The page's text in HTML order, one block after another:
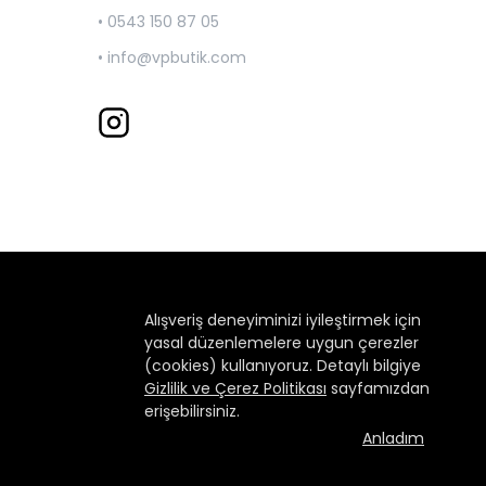
Alışveriş deneyiminizi iyileştirmek için
yasal düzenlemelere uygun çerezler
(cookies) kullanıyoruz. Detaylı bilgiye
Gizlilik ve Çerez Politikası sayfamızdan
erişebilirsiniz.
Anladım
• 0543 150 87 05
• info@vpbutik.com